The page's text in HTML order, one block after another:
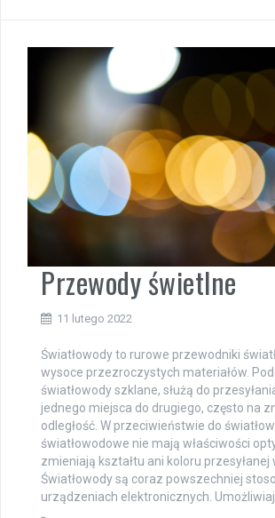
Przewody świetlne
11 lutego 2022
Światłowody to rurowe przewodniki
wysoce przezroczystych materiałów.
światłowody szklane, służą do
jednego miejsca do drugiego, często na
odległość. W przeciwieństwie do
światłowodowe nie mają właściwości
zmieniają kształtu ani koloru przesyłanej
Światłowody są coraz powszechniej
urządzeniach elektronicznych.